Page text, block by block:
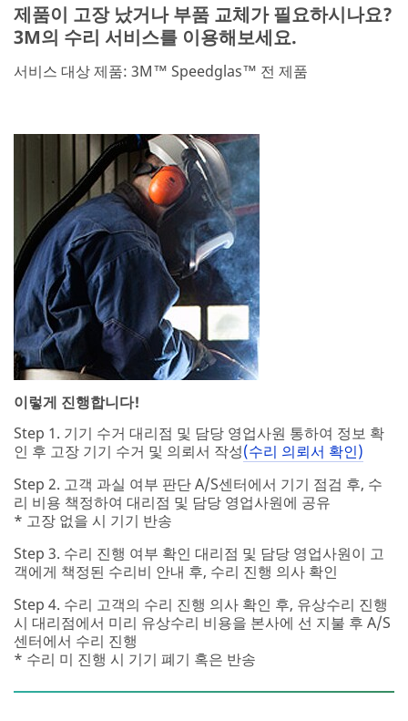
제품이 고장 났거나 부품 교체가 필요하시나요?
3M의 수리 서비스를 이용해보세요.
서비스 대상 제품: 3M™ Speedglas™ 전 제품
이렇게 진행합니다!
Step 1. 기기 수거 대리점 및 담당 영업사원 통하여 정보 확
인 후 고장 기기 수거 및 의뢰서 작성(수리 의뢰서 확인)
Step 2. 고객 과실 여부 판단 A/S센터에서 기기 점검 후, 수
리 비용 책정하여 대리점 및 담당 영업사원에 공유
* 고장 없을 시 기기 반송
Step 3. 수리 진행 여부 확인 대리점 및 담당 영업사원이 고
객에게 책정된 수리비 안내 후, 수리 진행 의사 확인
Step 4. 수리 고객의 수리 진행 의사 확인 후, 유상수리 진행
시 대리점에서 미리 유상수리 비용을 본사에 선 지불 후 A/S
센터에서 수리 진행
* 수리 미 진행 시 기기 폐기 혹은 반송